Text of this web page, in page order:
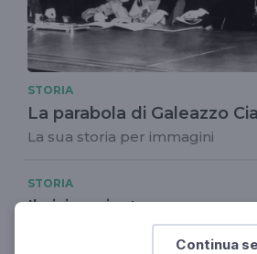
Continua
STORIA
La parabola di Galeazzo
La sua storia per immagini
STORIA
Il civico giusto
Il ricordo di persone e fatti ha